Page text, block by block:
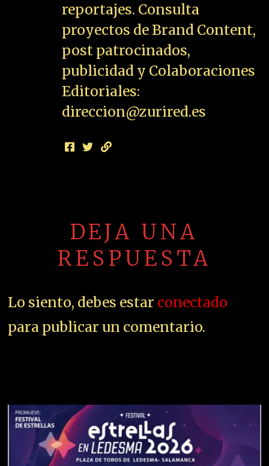
reportajes. Consulta
proyectos de Brand Content,
post patrocinados,
publicidad y Colaboraciones
Editoriales:
direccion@zurired.es
DEJA UNA
RESPUESTA
Lo siento, debes estar conectado
para publicar un comentario.